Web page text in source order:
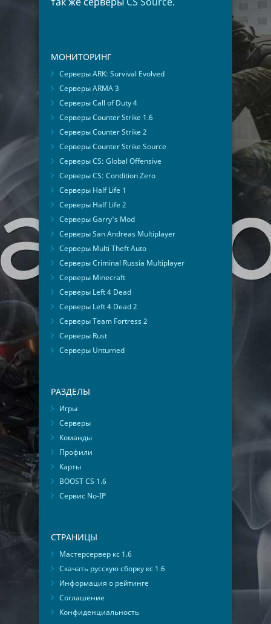
МОНИТОРИНГ
Серверы ARK: Survival Evolved
Серверы ARMA 3
Серверы Call of Duty 4
Серверы Counter Strike 1.6
Серверы Counter Strike 2
Серверы Counter Strike Source
Серверы CS: Global Offensive
Серверы CS: Condition Zero
Серверы Half Life 1
Серверы Half Life 2
Серверы Garry's Mod
Серверы San Andreas Multiplayer
Серверы Multi Theft Auto
Серверы Criminal Russia Multiplayer
Серверы Minecraft
Серверы Left 4 Dead
Серверы Left 4 Dead 2
Серверы Team Fortress 2
Серверы Rust
Серверы Unturned
РАЗДЕЛЫ
Игры
Серверы
Команды
Профили
Карты
BOOST CS 1.6
Сервис No-IP
СТРАНИЦЫ
Мастерсервер кс 1.6
Скачать русскую сборку кс 1.6
Информация о рейтинге
Соглашение
Конфиденциальность